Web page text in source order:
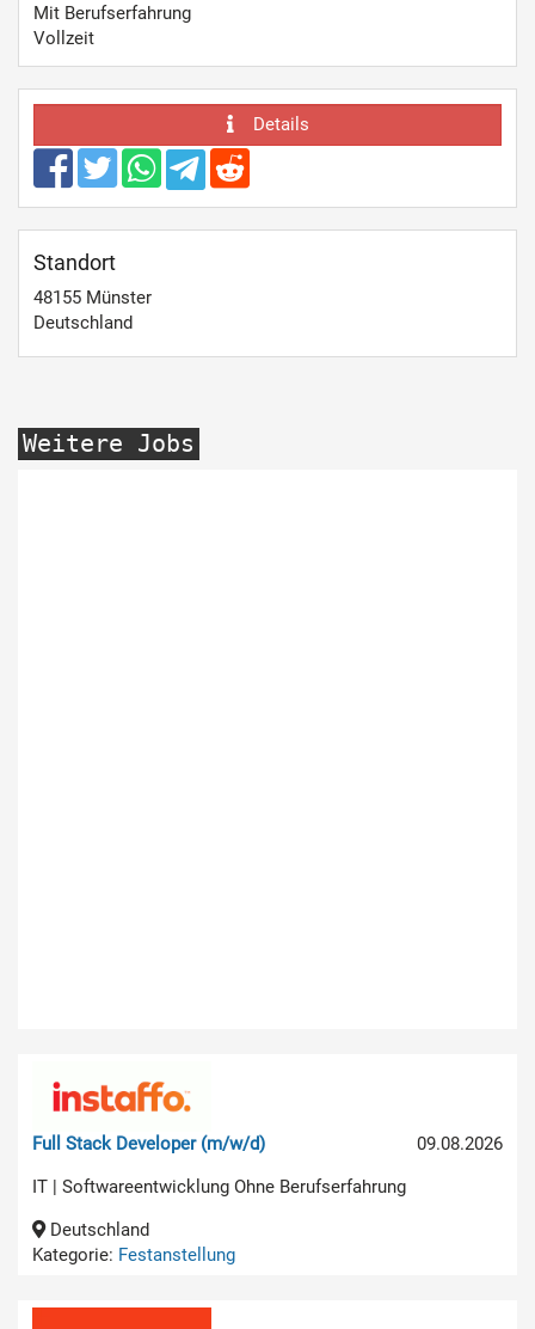
Mit Berufserfahrung
Vollzeit
Details
Standort
48155 Münster
Deutschland
Weitere Jobs
09.08.2026
Full Stack Developer (m/w/d)
IT | Softwareentwicklung Ohne Berufserfahrung
Deutschland
Kategorie: Festanstellung